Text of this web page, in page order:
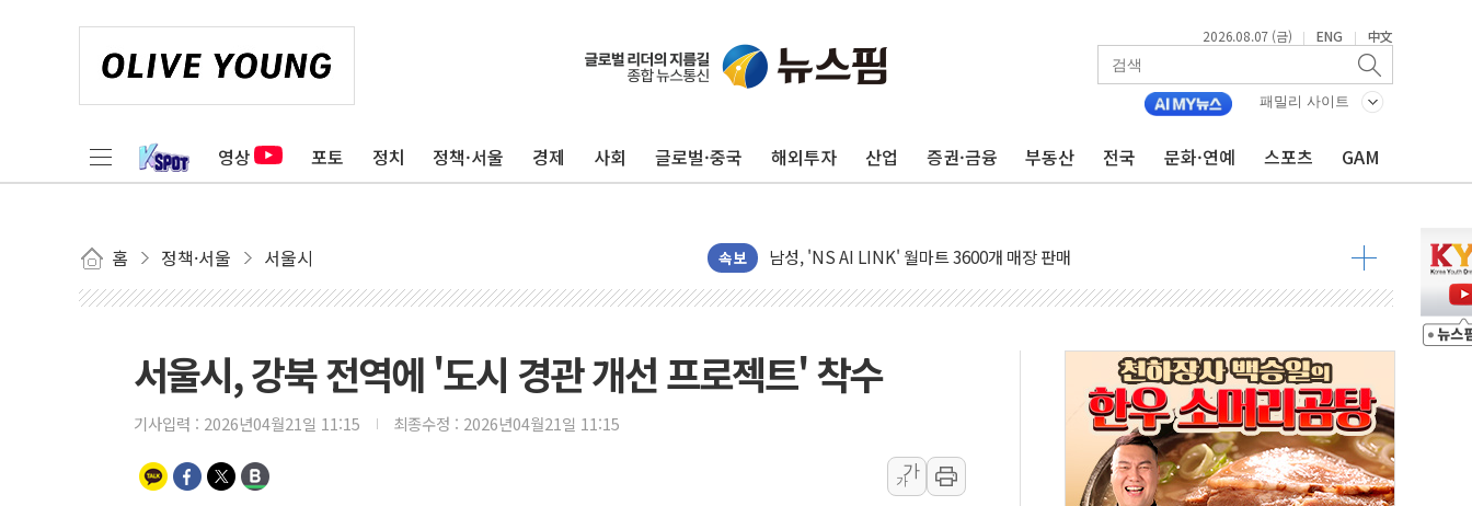
2026.08.07 (금) | ENG | 中文
패밀리 사이트
영상 포토 정치 정책·서울 경제 사회 글로벌·중국 해외투자 산업 증권·금융 부동산 전국 문화·연예 스포츠 GAM
홈 정책·서울 서울시 속보
LG 엑사원, 구글·알리바바 제쳤다…산업 예측 AI 잇단 세계 1위
유의동 국토위원장 "주택 공급 지지부잔...숫자보다 실천 가능한 대책이 중요"
전세사기 등 '민생 전담재판부' 시범운영…평균 3개월 만에 1심 결론
[뉴스핌 이 시각 글로벌 PICK] 이란 협상단장, 트럼프 'TACO' 조롱 外
예탁결제원, 비상장주식·조각투자 장외거래 청산결제 인프라 구축 착수
올데이올가닉, 정부 '혁신 프리미어 1000' 선정
삼성증권, 연금저축계좌 ETF·리츠 온라인 거래수수료 우대
신한자산운용, 팔란티어 급등에 'SOL 팔란티어 커버드콜' ETF 주목
강원·호남·대구경북 곳곳 '폭염중대경보'…전국 49개 지역으로 확대
서금원, 상반기 미소금융 1600억원 돌파...취약계층 지원 확대
美 민주, 트럼프 측에 200만 달러 건넨 韓기업 조사… "관세 무마용 뇌물 의혹"
서울시, 강북 전역에 '도시 경관 개선 프로젝트' 착수
기사입력 : 2026년04월21일 11:15 최종수정 : 2026년04월21일 11:15
가
가